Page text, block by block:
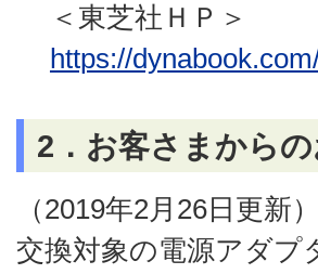
＜東芝社ＨＰ＞
https://
2．お客さまから
（2019年2月26日更新）
交換対象の電源アダプ